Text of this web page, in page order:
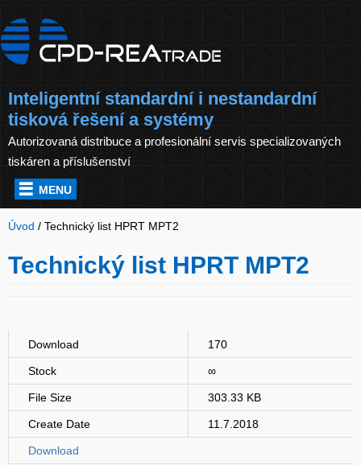
Inteligentní standardní i nestandardní
tisková řešení a systémy
Autorizovaná distribuce a profesionální servis specializovaných
tiskáren a příslušenství
MENU
Úvod / Technický list HPRT MPT2
Technický list HPRT MPT2
Download 170
Stock ∞
File Size 303.33 KB
Create Date 11.7.2018
Download